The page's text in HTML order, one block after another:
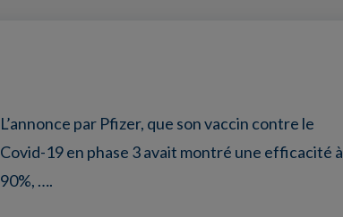
L’annonce par Pfizer, que son vaccin contre le
Covid-19 en phase 3 avait montré une efficacité à
90%, ….